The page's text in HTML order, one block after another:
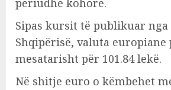
periudhë kohore.
Sipas kursit të publikuar nga
Shqipërisë, valuta europiane
mesatarisht për 101.84 lekë.
Në shitje euro o këmbehet